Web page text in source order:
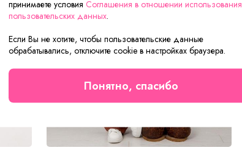
принимаете условия Соглашения в отношении использования
пользовательских данных.
Если Вы не хотите, чтобы пользовательские данные
обрабатывались, отключите cookie в настройках браузера.
Понятно, спасибо